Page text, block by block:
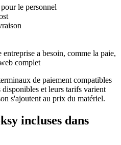
le personnel
a besoin, comme la paie,
complet
de paiement compatibles
et leurs tarifs varient
s'ajoutent au prix du matériel.
incluses dans